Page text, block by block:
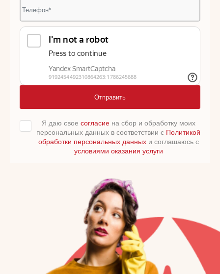
Отправить
Я даю свое согласиена сбор и обработку моих
персональных данных в соответствии с Политикой
обработки персональных данныхи соглашаюсь с
условиями оказания услуги